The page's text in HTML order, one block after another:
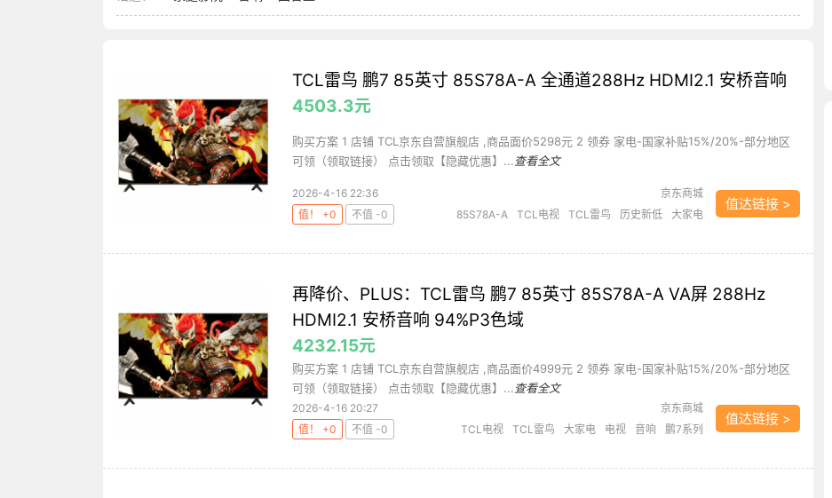
TCL雷鸟 鹏7 85英寸 85S78A-A 全通道288Hz HDMI2.1 安桥音响
4503.3元
购买方案 1 店铺 TCL京东自营旗舰店 ,商品面价5298元 2 领券 家电-国家补贴15%/20%-部分地区
可领（领取链接） 点击领取【隐藏优惠】... 查看全文
2026-4-16 22:36
京东商城
值！ +0
不值 -0 85S78A-A TCL电视 TCL雷鸟 历史新低
大家电
值达链接 >
再降价、PLUS：TCL雷鸟 鹏7 85英寸 85S78A-A VA屏 288Hz
HDMI2.1 安桥音响 94%P3色域
4232.15元
购买方案 1 店铺 TCL京东自营旗舰店 ,商品面价4999元 2 领券 家电-国家补贴15%/20%-部分地区
可领（领取链接） 点击领取【隐藏优惠】... 查看全文
2026-4-16 20:27
京东商城
值！ +0
不值 -0 TCL电视 TCL雷鸟 大家电 电视 音响 鹏7系列
值达链接 >